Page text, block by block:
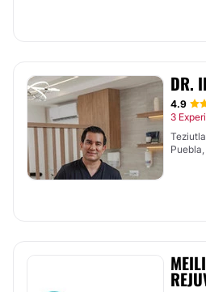
DR.
4.9
3
MEILI